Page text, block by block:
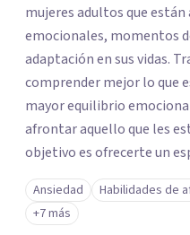
mujeres adultos que
emocionales, momentos
adaptación en sus vidas.
comprender mejor lo que
mayor equilibrio
afrontar aquello que les
objetivo es ofrecerte un
seguro y libre de juicios,
mejor lo que estás
desarrollar herramientas
Ansiedad Habilidades de
+7 más